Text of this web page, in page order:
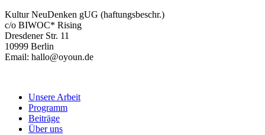
Kultur NeuDenken gUG (haftungsbeschr.)
c/o BIWOC* Rising
Dresdener Str. 11
10999 Berlin
Email: hallo@oyoun.de
Unsere Arbeit
Programm
Beiträge
Über uns